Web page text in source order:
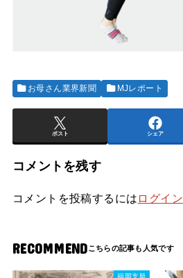
お母さん業界新聞 MJレポート
ポスト シェア
コメントを残す
コメントを投稿するには ログイン
RECOMMEND